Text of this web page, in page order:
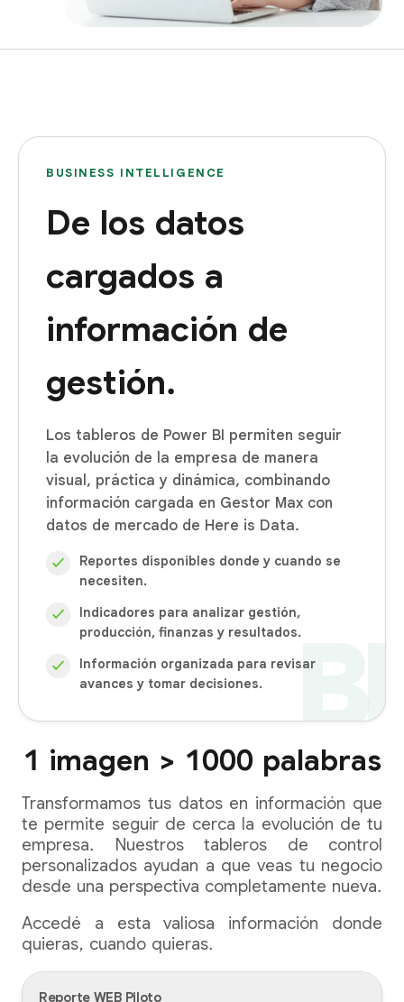
BUSINESS INTELLIGENCE
De los datos
cargados a
información de
gestión.
Los tableros de Power BI permiten seguir
la evolución de la empresa de manera
visual, práctica y dinámica, combinando
información cargada en Gestor Max con
datos de mercado de Here is Data.
✓
Reportes disponibles donde y cuando se
necesiten.
✓
Indicadores para analizar gestión,
producción, finanzas y resultados.
✓
Información organizada para revisar
avances y tomar decisiones.
1 imagen > 1000 palabras
Transformamos tus datos en información que
te permite seguir de cerca la evolución de tu
empresa. Nuestros tableros de control
personalizados ayudan a que veas tu negocio
desde una perspectiva completamente nueva.
Accedé a esta valiosa información donde
quieras, cuando quieras.
Reporte WEB Piloto